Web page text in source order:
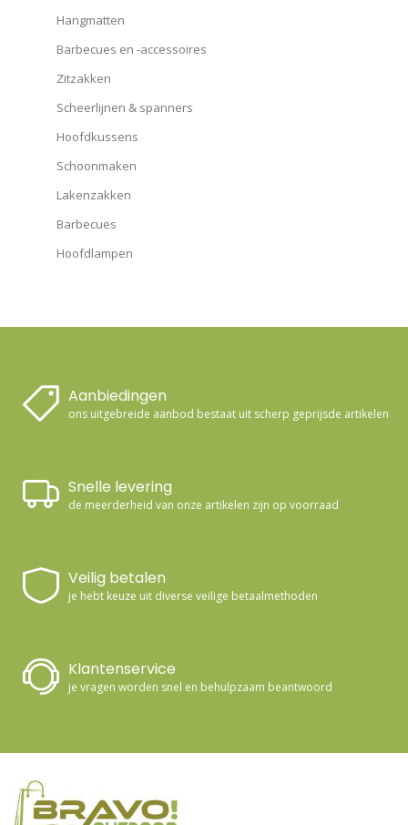
Hangmatten
Barbecues en -accessoires
Zitzakken
Scheerlijnen & spanners
Hoofdkussens
Schoonmaken
Lakenzakken
Barbecues
Hoofdlampen
Aanbiedingen
ons uitgebreide aanbod bestaat uit scherp geprijsde artikelen
Snelle levering
de meerderheid van onze artikelen zijn op voorraad
Veilig betalen
je hebt keuze uit diverse veilige betaalmethoden
Klantenservice
je vragen worden snel en behulpzaam beantwoord